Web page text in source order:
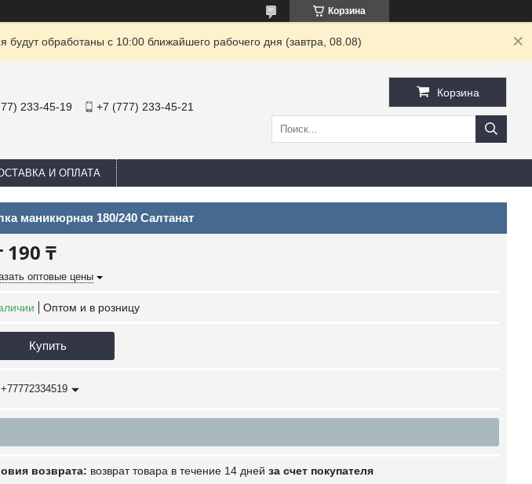
Корзина
обработаны с 10:00 ближайшего рабочего дня (завтра, 08.08)
233-45-19 +7 (777) 233-45-21
Корзина
И ОПЛАТА
маникюрная 180/240 Салтанат
190 ₸
оптовые цены
Оптом и в розницу
Купить
+77772334519
возврат товара в течение 14 дней за счет покупателя